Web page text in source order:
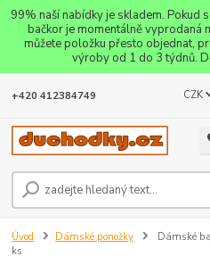
99% naší nabídky je skladem. Pokud
bačkor je momentálně vyprodaná
můžete položku přesto objednat,
výroby od 1 do 3 týdnů.
CZK
+420 412384749
Úvod Dámské ponožky
Dámské
ks